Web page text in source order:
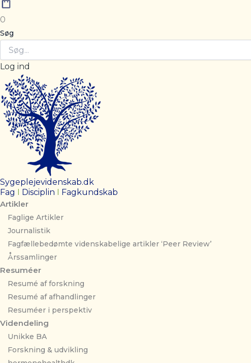
0
Søg
Log ind
Sygeplejevidenskab.dk
Fag I Disciplin I Fagkundskab
Artikler
Faglige Artikler
Journalistik
Fagfællebedømte videnskabelige artikler ‘Peer Review’
Årssamlinger
Resuméer
Resumé af forskning
Resumé af afhandlinger
Resuméer i perspektiv
Videndeling
Unikke BA
Forskning & udvikling